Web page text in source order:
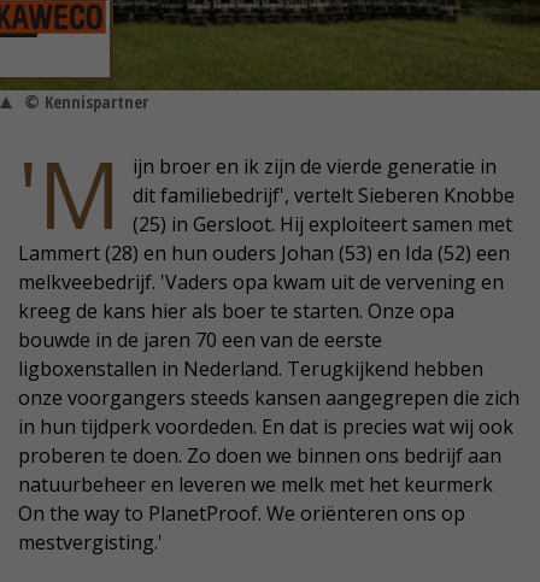
© Kennispartner
'M
ijn broer en ik zijn de vierde generatie in
dit familiebedrijf', vertelt Sieberen Knobbe
(25) in Gersloot. Hij exploiteert samen met
Lammert (28) en hun ouders Johan (53) en Ida (52) een
melkveebedrijf. 'Vaders opa kwam uit de vervening en
kreeg de kans hier als boer te starten. Onze opa
bouwde in de jaren 70 een van de eerste
ligboxenstallen in Nederland. Terugkijkend hebben
onze voorgangers steeds kansen aangegrepen die zich
in hun tijdperk voordeden. En dat is precies wat wij ook
proberen te doen. Zo doen we binnen ons bedrijf aan
natuurbeheer en leveren we melk met het keurmerk
On the way to PlanetProof. We oriënteren ons op
mestvergisting.'